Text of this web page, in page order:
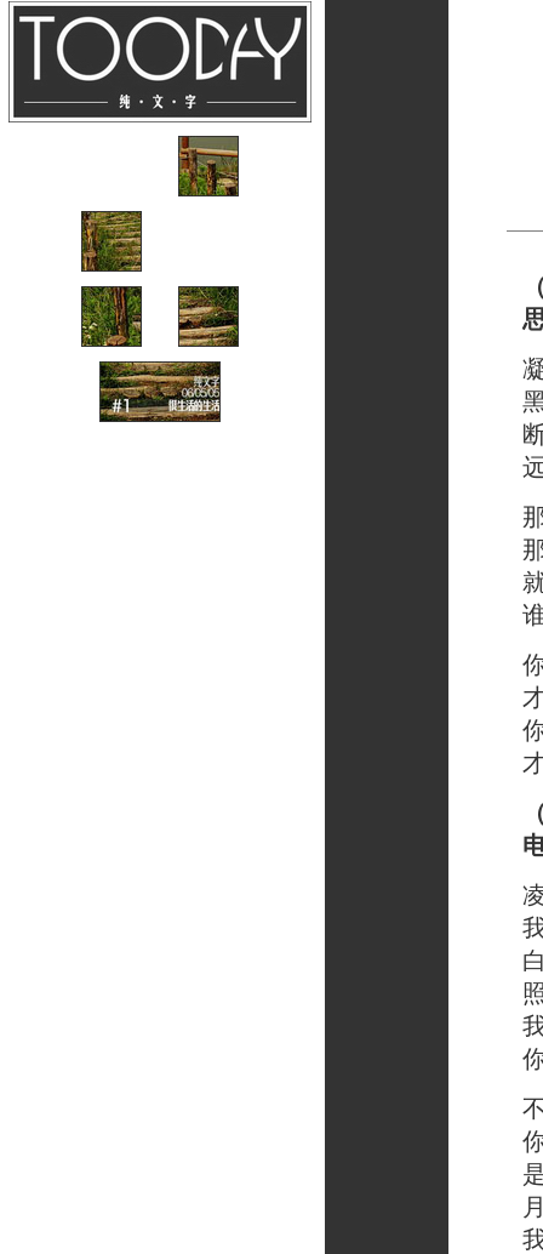
凝
黑
断
远
那
那
就
谁
你
才
你
才
凌
我
白
照
我
你
不
你
是
月
我